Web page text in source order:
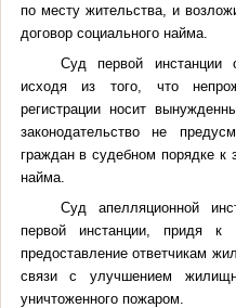
по месту жительства, и
договор социального найма.
Суд первой инстанции
исходя из того, что
регистрации носит
законодательство не
граждан в судебном порядке к
найма.
Суд апелляционной
первой инстанции, придя
предоставление ответчикам
связи с улучшением
уничтоженного пожаром.